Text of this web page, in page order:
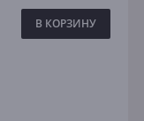
В КОРЗИНУ